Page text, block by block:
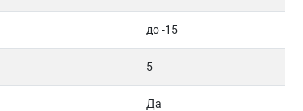
до -15
5
Да